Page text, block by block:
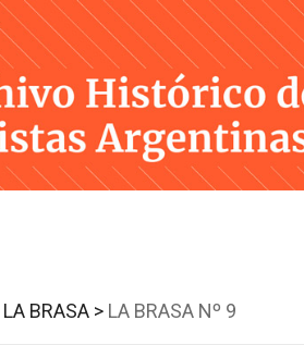
LA BRASA > LA BRASA Nº 9